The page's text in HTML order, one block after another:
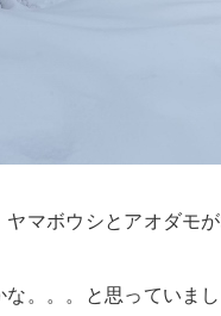
ヤマボウシとアオダモ
な。。。と思っていまし